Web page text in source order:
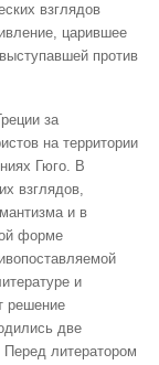
взглядов
царившее
против
за
на территории
Гюго. В
взглядов,
и в
форме
и
решение
две
литератором